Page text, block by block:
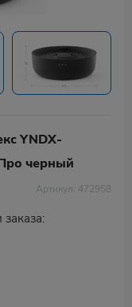
YNDX-
черный
Артикул: 472958